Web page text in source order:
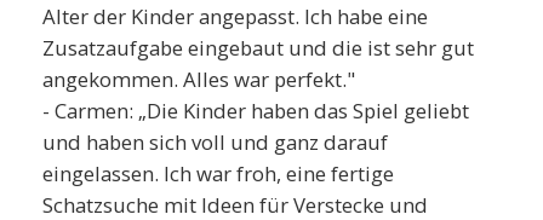
Alter der Kinder angepasst. Ich habe eine
Zusatzaufgabe eingebaut und die ist sehr gut
angekommen. Alles war perfekt."
- Carmen: „Die Kinder haben das Spiel geliebt
und haben sich voll und ganz darauf
eingelassen. Ich war froh, eine fertige
Schatzsuche mit Ideen für Verstecke und